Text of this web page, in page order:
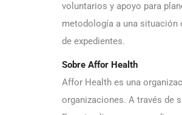
voluntarios y apoyo para
metodología a una situación
de expedientes.
Sobre Affor Health
Affor Health es una
organizaciones. A través de